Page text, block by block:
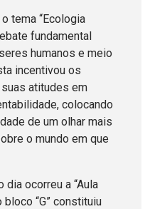
tema “Ecologia
fundamental
humanos e meio
incentivou os
atitudes em
colocando
de um olhar mais
o mundo em que
ocorreu a “Aula
“G” constituiu